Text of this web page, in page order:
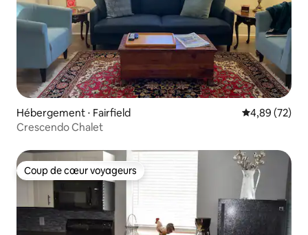
Hébergement ⋅ Fairfield Évaluation
4,89 (72)
Crescendo Chalet
Coup de cœur voyageurs
Coup de cœur voyageurs